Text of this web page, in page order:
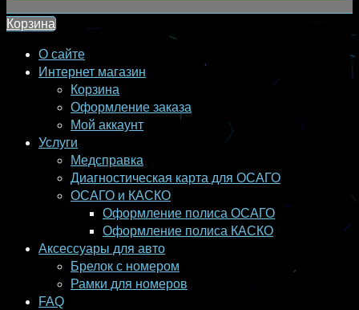
Корзина
О сайте
Интернет магазин
Корзина
Оформление заказа
Мой аккаунт
Услуги
Медсправка
Диагностическая карта для ОСАГО
ОСАГО и КАСКО
Оформление полиса ОСАГО
Оформление полиса КАСКО
Аксессуары для авто
Брелок с номером
Рамки для номеров
FAQ